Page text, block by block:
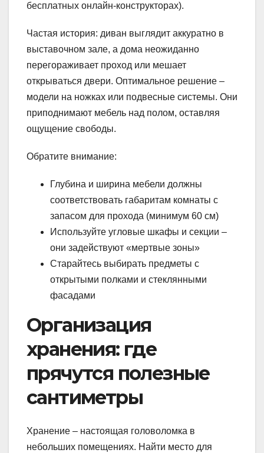
бесплатных онлайн-конструкторах).
Частая история: диван выглядит аккуратно в
выставочном зале, а дома неожиданно
перегораживает проход или мешает
открываться двери. Оптимальное решение –
модели на ножках или подвесные системы. Они
приподнимают мебель над полом, оставляя
ощущение свободы.
Обратите внимание:
Глубина и ширина мебели должны
соответствовать габаритам комнаты с
запасом для прохода (минимум 60 см)
Используйте угловые шкафы и секции –
они задействуют «мертвые зоны»
Старайтесь выбирать предметы с
открытыми полками и стеклянными
фасадами
Организация
хранения: где
прячутся полезные
сантиметры
Хранение – настоящая головоломка в
небольших помещениях. Найти место для